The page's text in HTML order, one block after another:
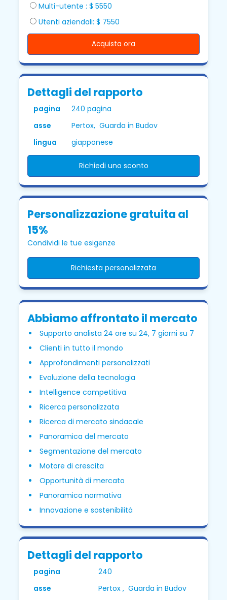
Multi-utente : $ 5550
Utenti aziendali: $ 7550
Acquista ora
Dettagli del rapporto
pagina
240 pagina
asse
Pertox, Guarda in Budov
lingua
giapponese
Richiedi uno sconto
Personalizzazione gratuita al
15%
Condividi le tue esigenze
Richiesta personalizzata
Abbiamo affrontato il mercato
Supporto analista 24 ore su 24, 7 giorni su 7
Clienti in tutto il mondo
Approfondimenti personalizzati
Evoluzione della tecnologia
Intelligence competitiva
Ricerca personalizzata
Ricerca di mercato sindacale
Panoramica del mercato
Segmentazione del mercato
Motore di crescita
Opportunità di mercato
Panoramica normativa
Innovazione e sostenibilità
Dettagli del rapporto
pagina
240
asse
Pertox , Guarda in Budov